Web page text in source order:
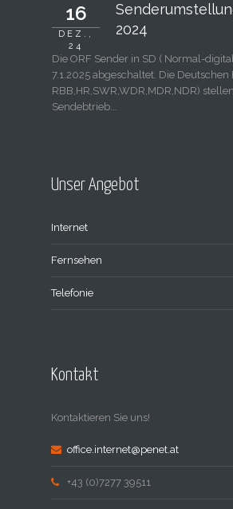
16
DEZ.,
24
2024
Die ORF Sender in SD ( Normal-
7.1.2025 abgeschaltet. Die
RBB,HR,SWR,WDR,MDR,NDR)
Sendebtrieb...
Unser Angebot
Internet
Fernsehen
Telefonie
Kontakt
Kontaktieren Sie uns!
office.internet@penet.at
+43 (0)7277 39511